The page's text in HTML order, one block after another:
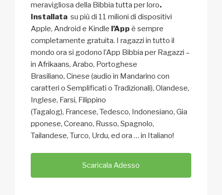
meravigliosa della Bibbia tutta per loro.
Installata su più di 11 milioni di dispositivi
Apple, Android e Kindle l’App è sempre
completamente gratuita. I ragazzi in tutto il
mondo ora si godono l’App Bibbia per Ragazzi –
in Afrikaans, Arabo, Portoghese
Brasiliano, Cinese (audio in Mandarino con
caratteri o Semplificati o Tradizionali), Olandese,
Inglese, Farsi, Filippino
(Tagalog), Francese, Tedesco, Indonesiano, Gia
pponese, Coreano, Russo, Spagnolo,
Tailandese, Turco, Urdu, ed ora … in Italiano!
Scaricala Adesso